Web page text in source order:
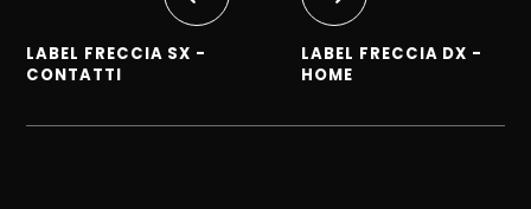
LABEL FRECCIA SX -
CONTATTI
LABEL FRECCIA DX -
HOME